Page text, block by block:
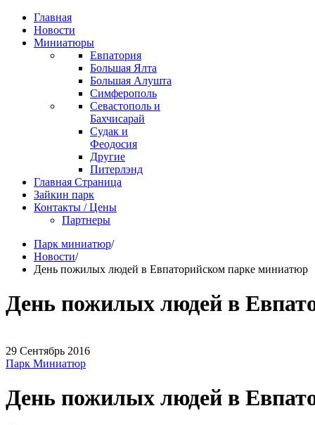
Главная
Новости
Миниатюры
Евпатория
Большая Ялта
Большая Алушта
Симферополь
Севастополь и
Бахчисарай
Судак и
Феодосия
Другие
Питерлэнд
Главная Страница
Зайкин парк
Контакты / Цены
Партнеры
Парк миниатюр/
Новости/
День пожилых людей в Евпаторийском парке миниатюр
День пожилых людей в
29 Сентябрь 2016
Парк Миниатюр
День пожилых людей в